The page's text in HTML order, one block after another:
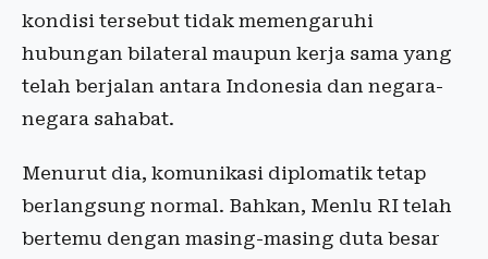
kondisi tersebut tidak memengaruhi
hubungan bilateral maupun kerja sama yang
telah berjalan antara Indonesia dan negara-
negara sahabat.
Menurut dia, komunikasi diplomatik tetap
berlangsung normal. Bahkan, Menlu RI telah
bertemu dengan masing-masing duta besar